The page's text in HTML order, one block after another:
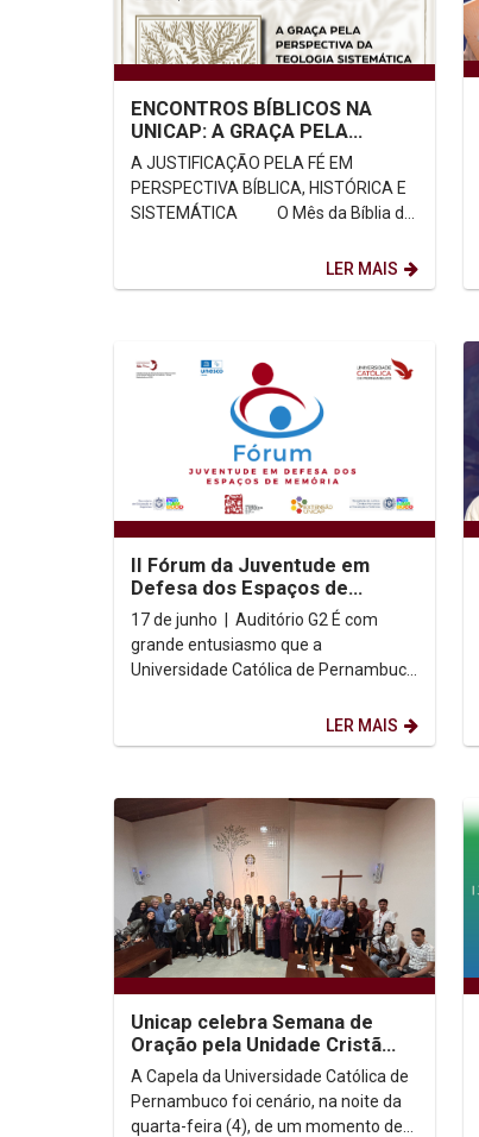
ENCONTROS BÍBLICOS NA
UNICAP: A GRAÇA PELA
PERSPECTIVA DA TEOLOGIA
SISTEMÁTICA
A JUSTIFICAÇÃO PELA FÉ EM
PERSPECTIVA BÍBLICA, HISTÓRICA E
SISTEMÁTICA O Mês da Bíblia de
LER MAIS
II Fórum da Juventude em
Defesa dos Espaços de
Memória de Pernambuco
acontece na UNICAP
17 de junho | Auditório G2 É com
grande entusiasmo que a
Universidade Católica de Pernambuco
LER MAIS
Unicap celebra Semana de
Oração pela Unidade Cristã
2025 com encontro ecumênico
e roda de diálogo...
A Capela da Universidade Católica de
Pernambuco foi cenário, na noite da
quarta-feira (4), de um momento de